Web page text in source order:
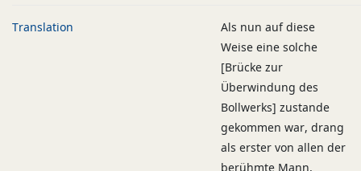
Translation
Als nun auf diese
Weise eine solche
[Brücke zur
Überwindung des
Bollwerks] zustande
gekommen war, drang
als erster von allen der
berühmte Mann,